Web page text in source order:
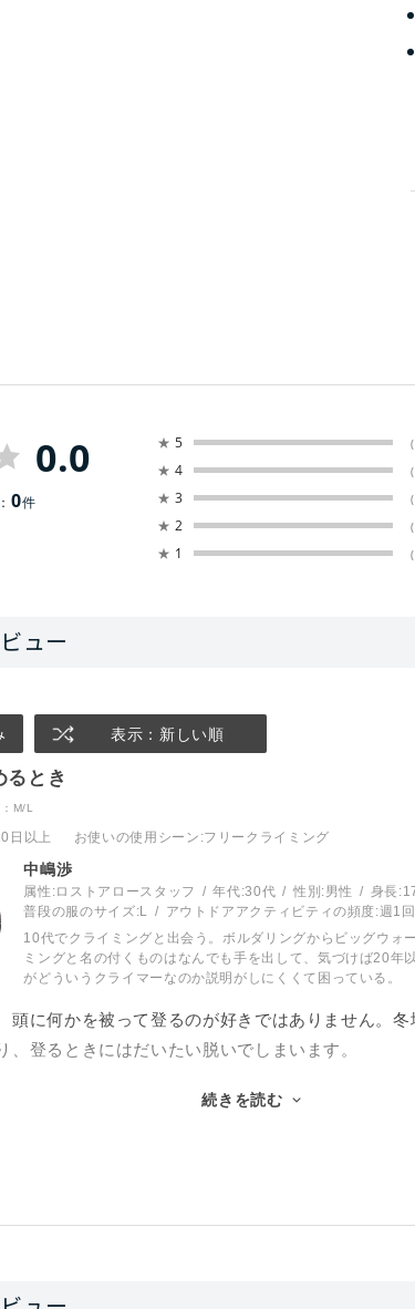
0.0
0件
★ 5
★ 4
★ 3
★ 2
★ 1
表示：新しい順
るとき
M/L
日以上 お使いの使用シーン :フリークライミング
中嶋渉
属性:ロストアロースタッフ 年代:30代 性別:男性 身長:
普段の服のサイズ:L アウトドアアクティビティの頻度:週1
10代でクライミングと出会う。ボルダリングからビッグウォ
ミングと名の付くものはなんでも手を出して、気づけば20年
がどういうクライマーなのか説明がしにくくて困っている。
頭に何かを被って登るのが好きではありません。
、登るときにはだいたい脱いでしまいます。
ットは例外です。長い墜落のリスクがあるルートや
ブームだったイギリスのクライミングシーンで、
続きを読む